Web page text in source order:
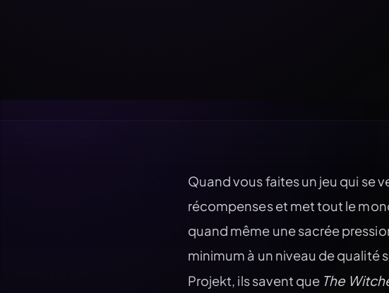
Quand vous faites un jeu qui se
récompenses et met tout le
quand même une sacrée
minimum à un niveau de qualité
Projekt, ils savent que The